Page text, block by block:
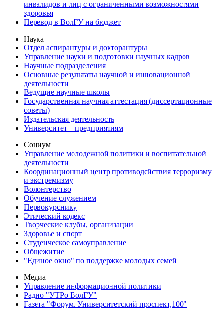
инвалидов и лиц с ограниченными возможностями
здоровья
Перевод в ВолГУ на бюджет
Наука
Отдел аспирантуры и докторантуры
Управление науки и подготовки научных кадров
Научные подразделения
Основные результаты научной и инновационной
деятельности
Ведущие научные школы
Государственная научная аттестация (диссертационные
советы)
Издательская деятельность
Университет – предприятиям
Социум
Управление молодежной политики и воспитательной
деятельности
Координационный центр противодействия терроризму
и экстремизму
Волонтерство
Обучение служением
Первокурснику
Этический кодекс
Творческие клубы, организации
Здоровье и спорт
Студенческое самоуправление
Общежитие
"Единое окно" по поддержке молодых семей
Медиа
Управление информационной политики
Радио "УТРо ВолГУ"
Газета "Форум. Университетский проспект,100"